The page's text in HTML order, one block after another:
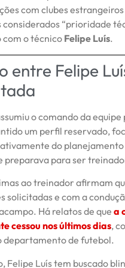
com clubes
“prioridade
o técnicoFelipe Luís.
entre Felipe
o comando da
um perfil reservado,
do
preparava para ser
ao treinador afirmam
solicitadas e com a
Há relatos de que a
cessou nos últimos dias,
departamento de futebol.
Felipe Luís tem buscado